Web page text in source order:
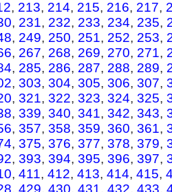
, 213, 214, 215, 216, 217,
, 231, 232, 233, 234, 235,
, 249, 250, 251, 252, 253,
, 267, 268, 269, 270, 271,
, 285, 286, 287, 288, 289,
, 303, 304, 305, 306, 307,
, 321, 322, 323, 324, 325,
, 339, 340, 341, 342, 343,
, 357, 358, 359, 360, 361,
, 375, 376, 377, 378, 379,
, 393, 394, 395, 396, 397,
, 411, 412, 413, 414, 415,
, 429, 430, 431, 432, 433,